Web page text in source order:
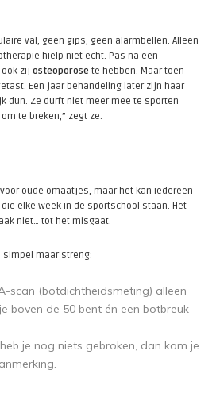
val, geen gips, geen alarmbellen. Alleen
hielp niet echt. Pas na een
zij osteoporose te hebben. Maar toen
Een jaar behandeling later zijn haar
dun. Ze durft niet meer mee te sporten
te breken,” zegt ze.
oude omaatjes, maar het kan iedereen
elke week in de sportschool staan. Het
niet… tot het misgaat.
simpel maar streng:
scan (botdichtheidsmeting) alleen
boven de 50 bent én een botbreuk
je nog niets gebroken, dan kom je